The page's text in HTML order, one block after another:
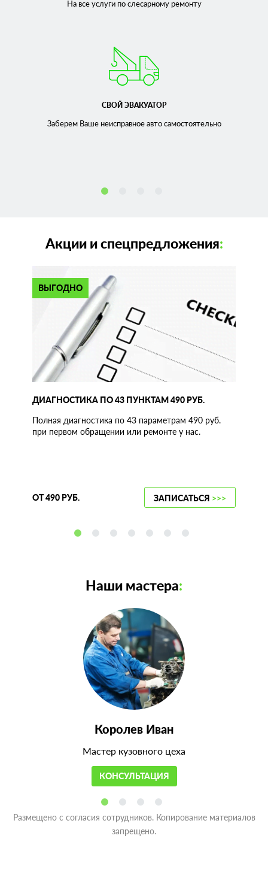
На все услуги по слесарномуремонту
СВОЙ ЭВАКУАТОР
Заберем Ваше неисправноеавто самостоятельно
Акции и спецпредложения:
ВЫГОДНО
ДИАГНОСТИКА ПО 43 ПУНКТАМ 490 РУБ.
Полная диагностика по 43 параметрам 490 руб.
при первом обращении или ремонте у нас.
ОТ 490 РУБ. ЗАПИСАТЬСЯ >>>
Наши мастера:
Королев Иван
Мастер кузовного цеха
КОНСУЛЬТАЦИЯ
Размещено с согласия сотрудников. Копирование материалов
запрещено.